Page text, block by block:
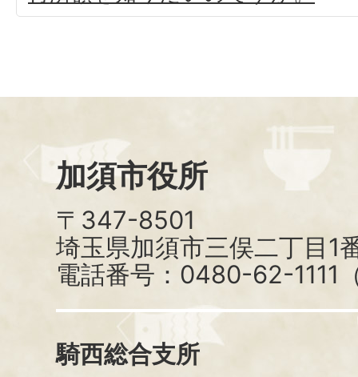
加須市役所
〒347-8501
埼玉県加須市三俣二丁目1
電話番号：0480-62-1111
騎西総合支所